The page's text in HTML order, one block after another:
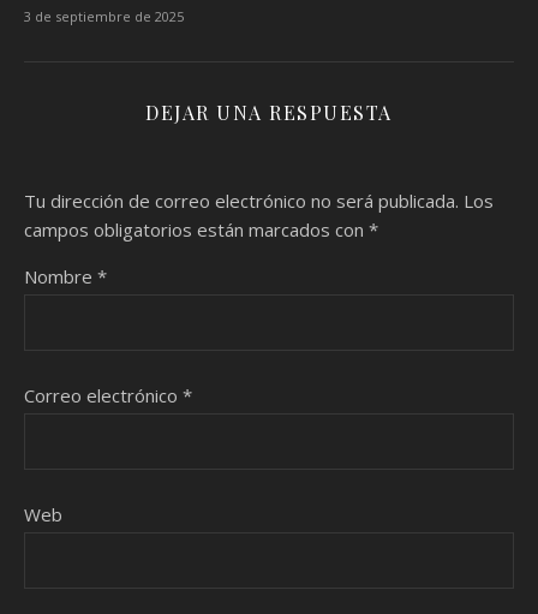
3 de septiembre de 2025
DEJAR UNA RESPUESTA
Tu dirección de correo electrónico no será publicada. Los
campos obligatorios están marcados con *
Nombre *
Correo electrónico *
Web